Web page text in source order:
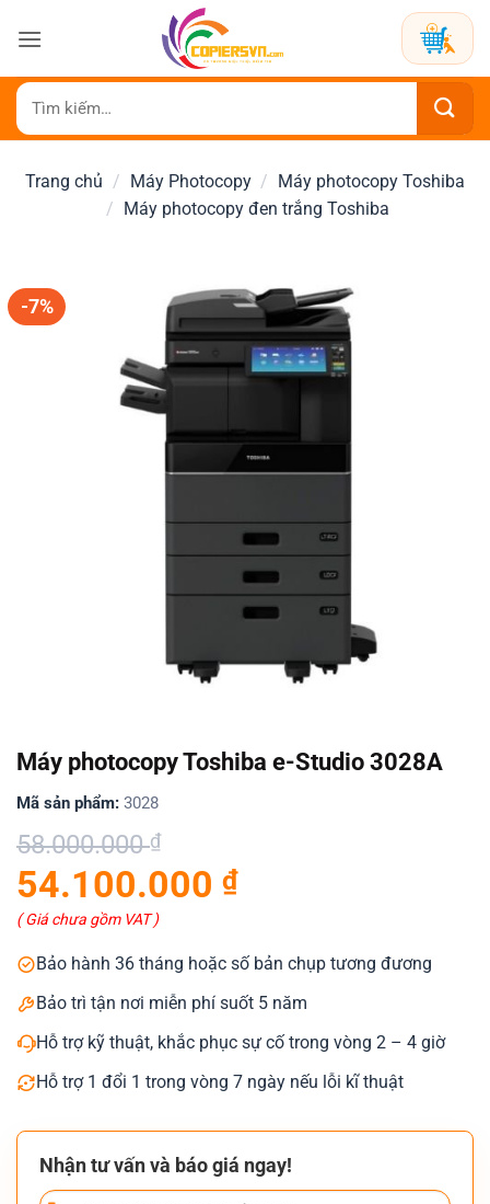
qua
dung
Tìm
kiếm:
Trang chủ / Máy Photocopy / Máy photocopy Toshiba
/ Máy photocopy đen trắng Toshiba
-7%
Máy photocopy Toshiba e-Studio 3028A
Mã sản phẩm: 3028
58.000.000₫
Giá
gốc
là:
58.000.000 ₫.
54.100.000 ₫
Giá
hiện
tại
là:
54.100.000 ₫.
( Giá chưa gồm VAT )
Bảo hành 36 tháng hoặc số bản chụp tương đương
Bảo trì tận nơi miễn phí suốt 5 năm
Hỗ trợ kỹ thuật, khắc phục sự cố trong vòng 2 – 4 giờ
Hỗ trợ 1 đổi 1 trong vòng 7 ngày nếu lỗi kĩ thuật
Nhận tư vấn và báo giá ngay!